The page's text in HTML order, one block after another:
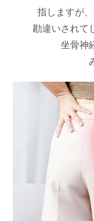
指しますが
勘違いされて
坐骨神